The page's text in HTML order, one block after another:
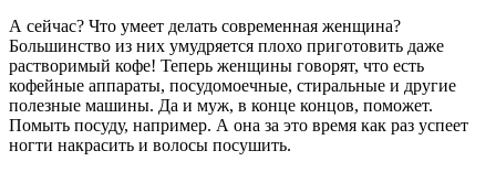
А сейчас? Что умеет делать современная женщина?
Большинство из них умудряется плохо приготовить даже
растворимый кофе! Теперь женщины говорят, что есть
кофейные аппараты, посудомоечные, стиральные и другие
полезные машины. Да и муж, в конце концов, поможет.
Помыть посуду, например. А она за это время как раз успеет
ногти накрасить и волосы посушить.